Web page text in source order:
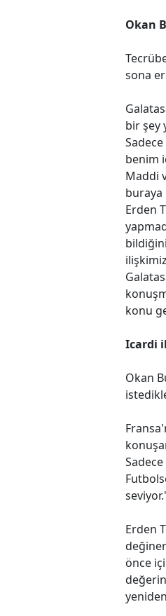
Okan
sona
bir şey
benim
Maddi
buraya
Erden
konu
Icardi
Okan
Erden
önce